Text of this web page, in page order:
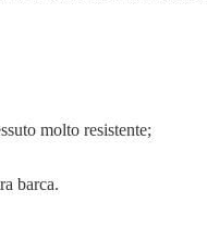
molto resistente;
barca.